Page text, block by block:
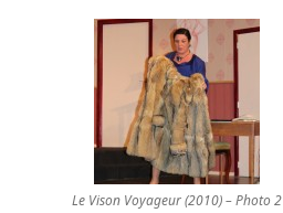
Le Vison Voyageur (2010) – Photo 2